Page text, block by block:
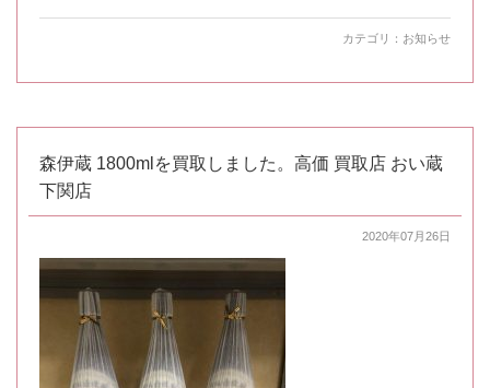
カテゴリ： お知らせ
森伊蔵 1800mlを買取しました。高価 買取店 おい蔵
下関店
2020年07月26日